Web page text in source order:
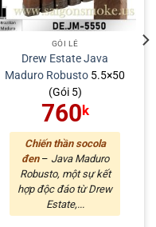
GÓI LẺ
Drew EstateJava
Maduro Robusto 5.5×50
(Gói 5)
760 k
Chiến thần socola
đen– Java Maduro
Robusto, một sự kết
hợp độc đáo từ Drew
Estate,...